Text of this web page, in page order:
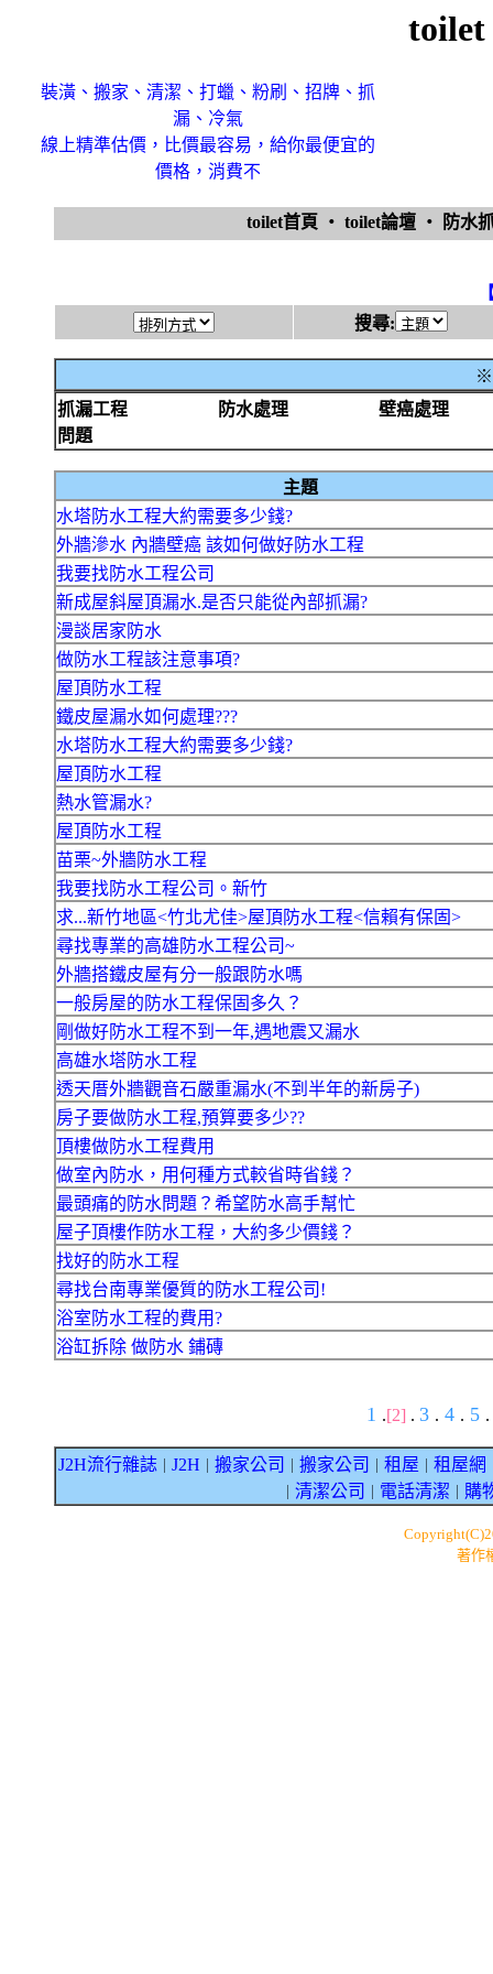
toilet
裝潢、搬家、清潔、打蠟、粉刷、招牌、抓
漏、冷氣
線上精準估價，比價最容易，給你最便宜的
價格，消費不
toilet首頁 ‧ toilet論壇 ‧ 防水
搜尋:
※
抓漏工程
防水處理
壁癌處理
問題
主題
水塔防水工程大約需要多少錢?
外牆滲水 內牆壁癌 該如何做好防水工程
我要找防水工程公司
新成屋斜屋頂漏水.是否只能從內部抓漏?
漫談居家防水
做防水工程該注意事項?
屋頂防水工程
鐵皮屋漏水如何處理???
水塔防水工程大約需要多少錢?
屋頂防水工程
熱水管漏水?
屋頂防水工程
苗栗~外牆防水工程
我要找防水工程公司。新竹
求...新竹地區<竹北尤佳>屋頂防水工程<信賴有保固>
尋找專業的高雄防水工程公司~
外牆搭鐵皮屋有分一般跟防水嗎
一般房屋的防水工程保固多久？
剛做好防水工程不到一年,遇地震又漏水
高雄水塔防水工程
透天厝外牆觀音石嚴重漏水(不到半年的新房子)
房子要做防水工程,預算要多少??
頂樓做防水工程費用
做室內防水，用何種方式較省時省錢？
最頭痛的防水問題？希望防水高手幫忙
屋子頂樓作防水工程，大約多少價錢？
找好的防水工程
尋找台南專業優質的防水工程公司!
浴室防水工程的費用?
浴缸拆除 做防水 鋪磚
1 .[2] . 3 . 4 . 5 .
J2H流行雜誌 J2H 搬家公司 搬家公司 租屋 租屋網
清潔公司 電話清潔 購
著作